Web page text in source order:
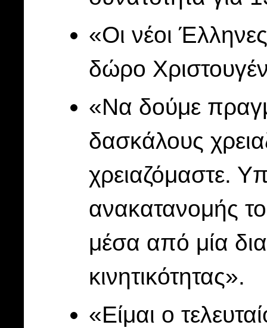
«Οι νέοι
δώρο
«Να δούμε
δασκάλους
χρειαζόμαστε.
ανακατανομής
μέσα από μία
κινητικότητας».
«Είμαι ο